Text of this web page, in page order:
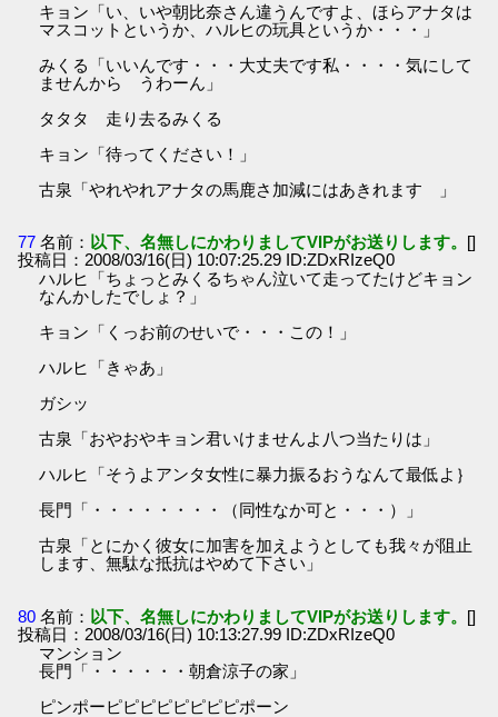
キョン「い、いや朝比奈さん違うんですよ、ほらアナタは
マスコットというか、ハルヒの玩具というか・・・」
みくる「いいんです・・・大丈夫です私・・・・気にして
ませんから うわーん」
タタタ 走り去るみくる
キョン「待ってください！」
古泉「やれやれアナタの馬鹿さ加減にはあきれます 」
77 名前： 以下、名無しにかわりましてVIPがお送りします。 []
投稿日：2008/03/16(日) 10:07:25.29 ID:ZDxRIzeQ0
ハルヒ「ちょっとみくるちゃん泣いて走ってたけどキョン
なんかしたでしょ？」
キョン「くっお前のせいで・・・この！」
ハルヒ「きゃあ」
ガシッ
古泉「おやおやキョン君いけませんよ八つ当たりは」
ハルヒ「そうよアンタ女性に暴力振るおうなんて最低よ｝
長門「・・・・・・・・（同性なか可と・・・）」
古泉「とにかく彼女に加害を加えようとしても我々が阻止
します、無駄な抵抗はやめて下さい」
80 名前： 以下、名無しにかわりましてVIPがお送りします。 []
投稿日：2008/03/16(日) 10:13:27.99 ID:ZDxRIzeQ0
マンション
長門「・・・・・・朝倉涼子の家」
ピンポーピピピピピピピピポーン